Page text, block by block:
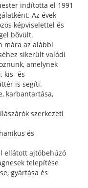
indította el 1991
Az évek
képviselettel és
bővült.
mára az alábbi
sikerült valódi
amelynek
kis- és
is segíti.
karbantartása,
szerkezeti
és
ellátott ajtóbehúzó
telepítése
gyártása és